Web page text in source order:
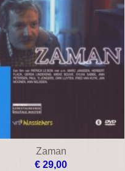
Zaman
€ 29,00